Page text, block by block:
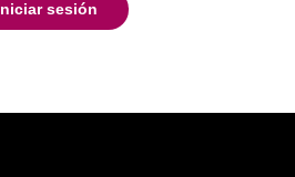
Iniciar sesión